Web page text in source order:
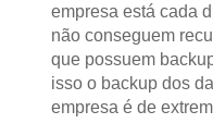
empresa está cada
não conseguem
que possuem
isso o backup dos
empresa é de